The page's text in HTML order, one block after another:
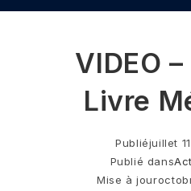
VIDEO
Livre
Publiéjuillet
Publié dans
Mise à jour